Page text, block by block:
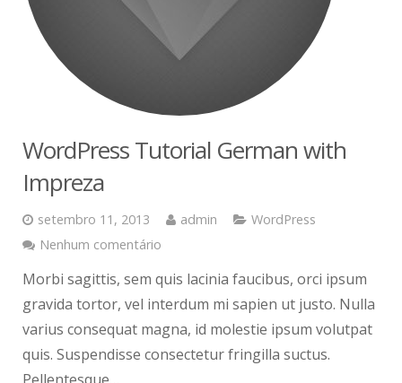
WordPress Tutorial German with
Impreza
setembro 11, 2013 admin
WordPress
Nenhum comentário
Morbi sagittis, sem quis lacinia faucibus, orci ipsum
gravida tortor, vel interdum mi sapien ut justo. Nulla
varius consequat magna, id molestie ipsum volutpat
quis. Suspendisse consectetur fringilla suctus.